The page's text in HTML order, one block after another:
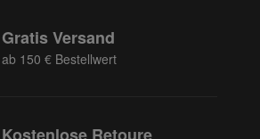
Gratis Versand
ab 150 € Bestellwert